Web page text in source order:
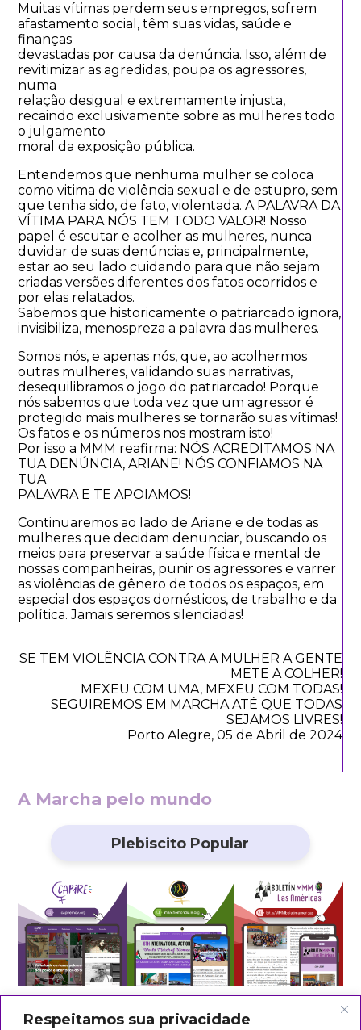
Respeitamos sua privacidade
Muitas vítimas perdem seus empregos, sofrem
afastamento social, têm suas vidas, saúde e
finanças
devastadas por causa da denúncia. Isso, além de
revitimizar as agredidas, poupa os agressores,
numa
relação desigual e extremamente injusta,
recaindo exclusivamente sobre as mulheres todo
o julgamento
moral da exposição pública.
Entendemos que nenhuma mulher se coloca
como vitima de violência sexual e de estupro, sem
que tenha sido, de fato, violentada. A PALAVRA DA
VÍTIMA PARA NÓS TEM TODO VALOR! Nosso
papel é escutar e acolher as mulheres, nunca
duvidar de suas denúncias e, principalmente,
estar ao seu lado cuidando para que não sejam
criadas versões diferentes dos fatos ocorridos e
por elas relatados.
Sabemos que historicamente o patriarcado ignora,
invisibiliza, menospreza a palavra das mulheres.
Somos nós, e apenas nós, que, ao acolhermos
outras mulheres, validando suas narrativas,
desequilibramos o jogo do patriarcado! Porque
nós sabemos que toda vez que um agressor é
protegido mais mulheres se tornarão suas vítimas!
Os fatos e os números nos mostram isto!
Por isso a MMM reafirma: NÓS ACREDITAMOS NA
TUA DENÚNCIA, ARIANE! NÓS CONFIAMOS NA
TUA
PALAVRA E TE APOIAMOS!
Continuaremos ao lado de Ariane e de todas as
mulheres que decidam denunciar, buscando os
meios para preservar a saúde física e mental de
nossas companheiras, punir os agressores e varrer
as violências de gênero de todos os espaços, em
especial dos espaços domésticos, de trabalho e da
política. Jamais seremos silenciadas!
SE TEM VIOLÊNCIA CONTRA A MULHER A GENTE
METE A COLHER!
MEXEU COM UMA, MEXEU COM TODAS!
SEGUIREMOS EM MARCHA ATÉ QUE TODAS
SEJAMOS LIVRES!
Porto Alegre, 05 de Abril de 2024
A Marcha pelo mundo
Plebiscito Popular